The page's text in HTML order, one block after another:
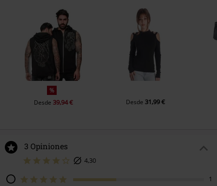
%
Desde 39,94 € Desde 31,99 €
3 Opiniones
4,30
1